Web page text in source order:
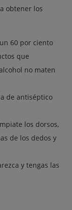
obtener los
60 por ciento
que
no maten
de antiséptico
los dorsos,
de los dedos y
y tengas las